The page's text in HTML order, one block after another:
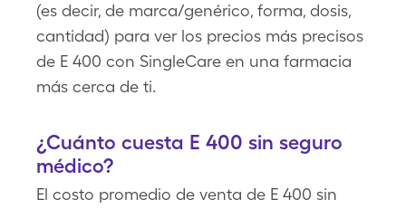
(es decir, de marca/genérico, forma, dosis,
cantidad) para ver los precios más precisos
de E 400 con SingleCare en una farmacia
más cerca de ti.
¿Cuánto cuesta E 400 sin seguro
médico?
El costo promedio de venta de E 400 sin